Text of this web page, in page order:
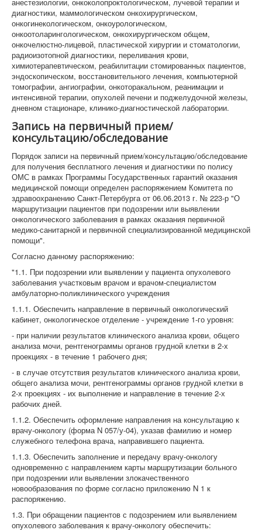
диагностики, маммологическом онкохирургическом,
онкогинекологическом, онкоурологическом,
онкоотоларингологическом, онкохирургическом общем,
онкочелюстно-лицевой, пластической хирургии и стоматологии,
радиоизотопной диагностики, переливания крови,
химиотерапевтическом, реабилитации стомированных пациентов,
эндоскопическом, восстановительного лечения, компьютерной
томографии, ангиографии, онкоторакальном, реанимации и
интенсивной терапии, опухолей печени и поджелудочной железы,
дневном стационаре, клинико-диагностической лаборатории.
Запись на первичный прием/
консультацию/обследование
Порядок записи на первичный прием/консультацию/обследование
для получения бесплатного лечения и диагностики по полису
ОМС в рамках Программы Государственных гарантий оказания
медицинской помощи определен распоряжением Комитета по
здравоохранению Санкт-Петербурга от 06.06.2013 г. № 223-р "О
маршрутизации пациентов при подозрении или выявлении
онкологического заболевания в рамках оказания первичной
медико-санитарной и первичной специализированной медицинской
помощи".
Согласно данному распоряжению:
"1.1. При подозрении или выявлении у пациента опухолевого
заболевания участковым врачом и врачом-специалистом
амбулаторно-поликлинического учреждения
1.1.1. Обеспечить направление в первичный онкологический
кабинет, онкологическое отделение - учреждение 1-го уровня:
- при наличии результатов клинического анализа крови, общего
анализа мочи, рентгенограммы органов грудной клетки в 2-х
проекциях - в течение 1 рабочего дня;
- в случае отсутствия результатов клинического анализа крови,
общего анализа мочи, рентгенограммы органов грудной клетки в
2-х проекциях - их выполнение и направление в течение 2-х
рабочих дней.
1.1.2. Обеспечить оформление направления на консультацию к
врачу-онкологу (форма N 057/у-04), указав фамилию и номер
служебного телефона врача, направившего пациента.
1.1.3. Обеспечить заполнение и передачу врачу-онкологу
одновременно с направлением карты маршрутизации больного
при подозрении или выявлении злокачественного
новообразования по форме согласно приложению N 1 к
распоряжению.
1.3. При обращении пациентов с подозрением или выявлением
опухолевого заболевания к врачу-онкологу обеспечить: